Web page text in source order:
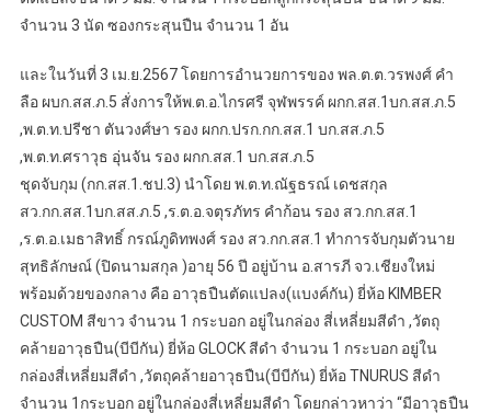
จำนวน 3 นัด ซองกระสุนปืน จำนวน 1 อัน
และในวันที่ 3 เม.ย.2567 โดยการอำนวยการของ พล.ต.ต.วรพงศ์ คำ
ลือ ผบก.สส.ภ.5 สั่งการให้พ.ต.อ.ไกรศรี จุฬพรรค์ ผกก.สส.1บก.สส.ภ.5
,พ.ต.ท.ปรีชา ตันวงศ์ษา รอง ผกก.ปรก.กก.สส.1 บก.สส.ภ.5
,พ.ต.ท.ศราวุธ อุ่นจัน รอง ผกก.สส.1 บก.สส.ภ.5
ชุดจับกุม (กก.สส.1.ชป.3) นำโดย พ.ต.ท.ณัฐธรณ์ เดชสกุล
สว.กก.สส.1บก.สส.ภ.5 ,ร.ต.อ.จตุรภัทร คำก้อน รอง สว.กก.สส.1
,ร.ต.อ.เมธาสิทธิ์ กรณ์ภูดิทพงศ์ รอง สว.กก.สส.1 ทำการจับกุมตัวนาย
สุทธิลักษณ์ (ปิดนามสกุล )อายุ 56 ปี อยู่บ้าน อ.สารภี จว.เชียงใหม่
พร้อมด้วยของกลาง คือ อาวุธปืนตัดแปลง(แบงค์กัน) ยี่ห้อ KIMBER
CUSTOM สีขาว จำนวน 1 กระบอก อยู่ในกล่อง สี่เหลี่ยมสีดำ ,วัตถุ
คล้ายอาวุธปืน(บีบีกัน) ยี่ห้อ GLOCK สีดำ จำนวน 1 กระบอก อยู่ใน
กล่องสี่เหลี่ยมสีดำ ,วัตถุคล้ายอาวุธปืน(บีบีกัน) ยี่ห้อ TNURUS สีดำ
จำนวน 1กระบอก อยู่ในกล่องสี่เหลี่ยมสีดำ โดยกล่าวหาว่า “มีอาวุธปืน